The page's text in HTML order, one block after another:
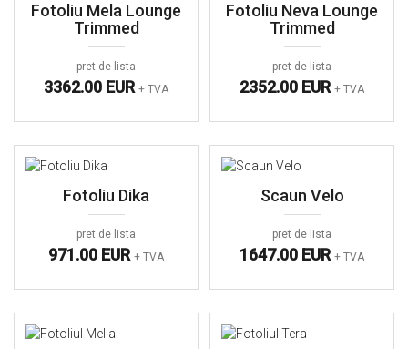
Fotoliu Mela Lounge
Trimmed
pret de lista
3362.00 EUR + TVA
Fotoliu Neva Lounge
Trimmed
pret de lista
2352.00 EUR + TVA
Fotoliu Dika
pret de lista
971.00 EUR + TVA
Scaun Velo
pret de lista
1647.00 EUR + TVA